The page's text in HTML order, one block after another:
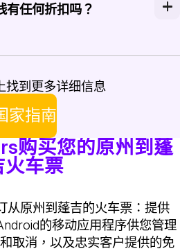
票可以购买。通过Rail
有任何折扣吗？
找到更多详细信息
家指南
购买您的原州到蓬
火车票
从原州到蓬吉的火车票：提供
的移动应用程序供您管理
取消，以及忠实客户提供的免